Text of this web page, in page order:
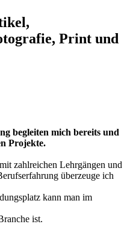
Print und
begleiten mich bereits und
Projekte.
zahlreichen Lehrgängen und
überzeuge ich
kann man im
ist.